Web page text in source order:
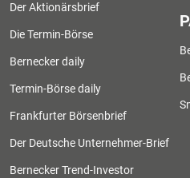
Der Aktionärsbrief
Die Termin-Börse
Bernecker daily
Termin-Börse daily
Frankfurter Börsenbrief
Der Deutsche Unternehmer-Brief
Bernecker Trend-Investor